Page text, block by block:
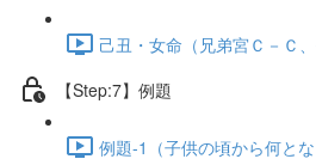
己丑・女命（兄弟宮Ｃ－Ｃ
【Step:7】例題
例題-1（子供の頃から何と